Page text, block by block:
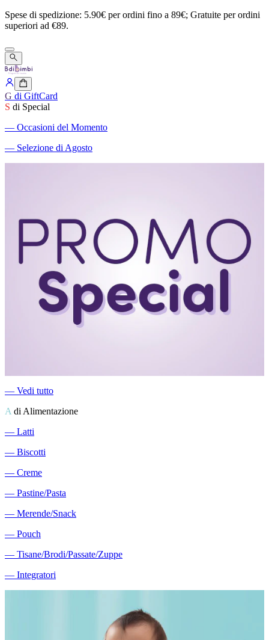
Spese di spedizione: 5.90€ perordini fino a 89€; Gratuite perordini
superiori ad €89.
G di GiftCard
S di Special
― Occasioni del Momento
― Selezione di Agosto
― Vedi tutto
A di Alimentazione
― Latti
― Biscotti
― Creme
― Pastine/Pasta
― Merende/Snack
― Pouch
― Tisane/Brodi/Passate/Zuppe
― Integratori